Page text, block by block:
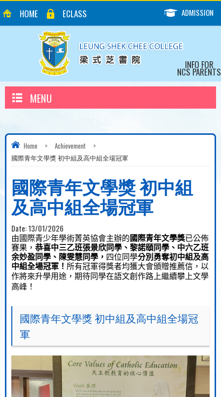
HOME ECLASS ADMISSION
INFO FOR
NCS PARENTS
MENU
Home > Achievement
>
國際青年文學獎 初中組及高中組全場冠軍
國際青年文學獎 初中組
及高中組全場冠軍
Date:13/01/2026
由 國際青少年學術菁英協會主辦的 國際青年文學獎已公佈
賽果 ， 恭喜中三乙班張景欣同學 、黎諾頤同學、中六乙班
余妙盈同學、陳雯慧同學， 四位同學分別 勇奪初中組及高
中組全場冠軍！ 所有冠軍得獎者均獲大會頒贈推薦信，以
作將來升學用途 ， 期待同學在語文創作路 上繼續攀上文學
高峰 ！
國際青年文學獎 初中組及高中組全場冠
軍